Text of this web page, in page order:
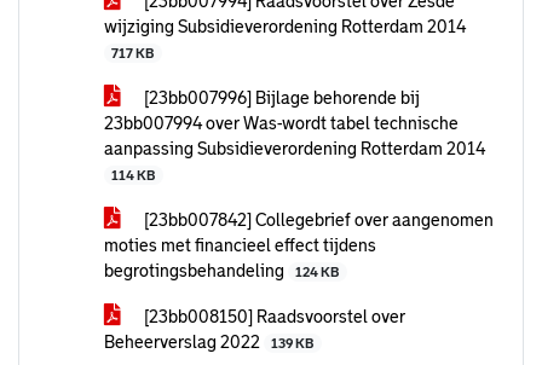
wijziging Subsidieverordening Rotterdam 2014
717 KB
[23bb007996] Bijlage behorende bij
23bb007994 over Was-wordt tabel technische
aanpassing Subsidieverordening Rotterdam 2014
114 KB
[23bb007842] Collegebrief over aangenomen
moties met financieel effect tijdens
begrotingsbehandeling
124 KB
[23bb008150] Raadsvoorstel over
Beheerverslag 2022
139 KB